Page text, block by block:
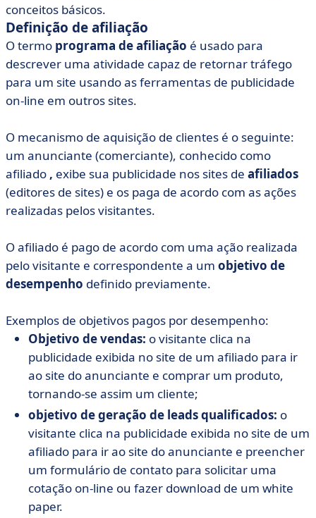
conceitos básicos.
Definição de afiliação
O termo programa de afiliação é usado para
descrever uma atividade capaz de retornar tráfego
para um site usando as ferramentas de publicidade
on-line em outros sites.
O mecanismo de aquisição de clientes é o seguinte:
um anunciante (comerciante), conhecido como
afiliado , exibe sua publicidade nos sites de afiliados
(editores de sites) e os paga de acordo com as ações
realizadas pelos visitantes.
O afiliado é pago de acordo com uma ação realizada
pelo visitante e correspondente a um objetivo de
desempenho definido previamente.
Exemplos de objetivos pagos por desempenho:
Objetivo de vendas: o visitante clica na
publicidade exibida no site de um afiliado para ir
ao site do anunciante e comprar um produto,
tornando-se assim um cliente;
objetivo de geração de leads qualificados: o
visitante clica na publicidade exibida no site de um
afiliado para ir ao site do anunciante e preencher
um formulário de contato para solicitar uma
cotação on-line ou fazer download de um white
paper.